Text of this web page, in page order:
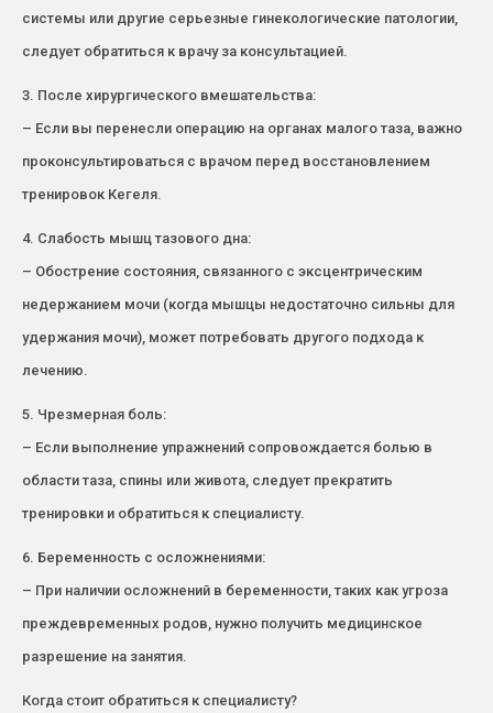
системы или другие серьезные гинекологические патологии,
следует обратиться к врачу за консультацией.
3. После хирургического вмешательства:
– Если вы перенесли операцию на органах малого таза, важно
проконсультироваться с врачом перед восстановлением
тренировок Кегеля.
4. Слабость мышц тазового дна:
– Обострение состояния, связанного с эксцентрическим
недержанием мочи (когда мышцы недостаточно сильны для
удержания мочи), может потребовать другого подхода к
лечению.
5. Чрезмерная боль:
– Если выполнение упражнений сопровождается болью в
области таза, спины или живота, следует прекратить
тренировки и обратиться к специалисту.
6. Беременность с осложнениями:
– При наличии осложнений в беременности, таких как угроза
преждевременных родов, нужно получить медицинское
разрешение на занятия.
Когда стоит обратиться к специалисту?